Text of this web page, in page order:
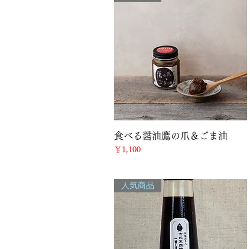
クイックビュー
食べる醤油鷹の爪＆ごま油
価格
￥1,100
人気商品